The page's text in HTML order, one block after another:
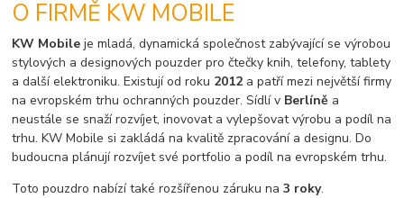
O FIRMĚ KW MOBILE
KW Mobile je mladá, dynamická společnost zabývající se výrobou
stylových a designových pouzder pro čtečky knih, telefony, tablety
a další elektroniku. Existují od roku 2012 a patří mezi největší firmy
na evropském trhu ochranných pouzder. Sídlí v Berlíně a
neustále se snaží rozvíjet, inovovat a vylepšovat výrobu a podíl na
trhu. KW Mobile si zakládá na kvalitě zpracování a designu. Do
budoucna plánují rozvíjet své portfolio a podíl na evropském trhu.
Toto pouzdro nabízí také rozšířenou záruku na3 roky.